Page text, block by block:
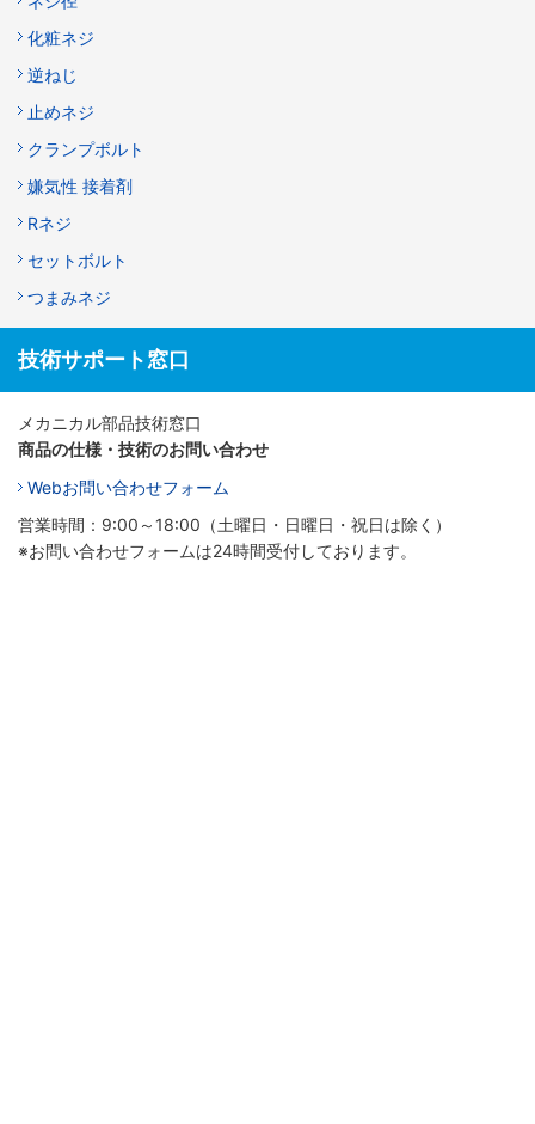
化粧ネジ
逆ねじ
止めネジ
クランプボルト
嫌気性 接着剤
Rネジ
セットボルト
つまみネジ
技術サポート窓口
メカニカル部品技術窓口
商品の仕様・技術のお問い合わせ
Webお問い合わせフォーム
営業時間：9:00～18:00（土曜日・日曜日・祝日は除く）
※お問い合わせフォームは24時間受付しております。